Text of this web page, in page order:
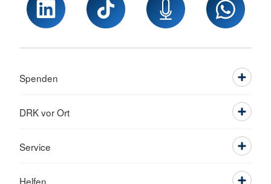
Spenden
DRK vor Ort
Service
Helfen